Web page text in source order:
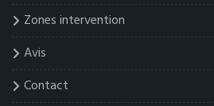
Zones intervention
Avis
Contact